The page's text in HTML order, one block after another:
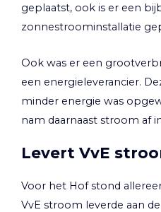
geplaatst, ook is er een
zonnestroominstallatie
Ook was er een
een energieleverancier.
minder energie was
nam daarnaast stroom af
Levert VvE
Voor het Hof stond
VvE stroom leverde aan